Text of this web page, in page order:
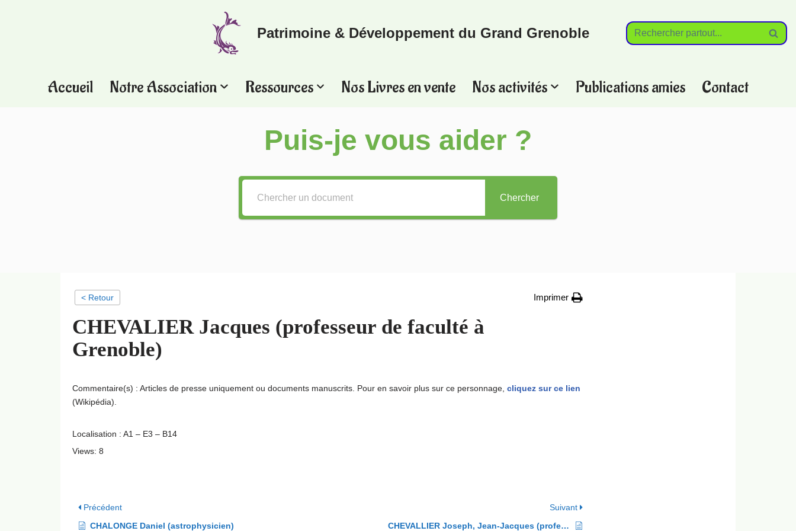
Patrimoine & Développement du Grand Grenoble
Accueil Notre Association Ressources Nos Livres en vente Nos activités Publications amies Contact
Puis-je vous aider ?
Chercher
< Retour Imprimer
CHEVALIER Jacques (professeur de faculté à
Grenoble)
Commentaire(s) : Articles de presse uniquement ou documents manuscrits. Pour en savoir plus sur ce personnage, cliquez sur ce lien
(Wikipédia).
Localisation : A1 – E3 – B14
Views: 8
Précédent
CHALONGE Daniel (astrophysicien)
Suivant
CHEVALLIER Joseph, Jean-Jacques (professeur de faculté à Grenoble)